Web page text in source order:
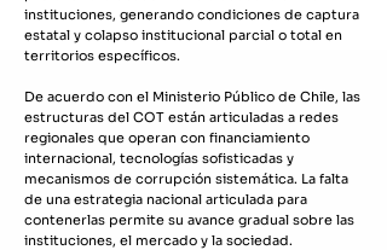
instituciones, generando condiciones de captura
estatal y colapso institucional parcial o total en
territorios específicos.
De acuerdo con el Ministerio Público de Chile, las
estructuras del COT están articuladas a redes
regionales que operan con financiamiento
internacional, tecnologías sofisticadas y
mecanismos de corrupción sistemática. La falta
de una estrategia nacional articulada para
contenerlas permite su avance gradual sobre las
instituciones, el mercado y la sociedad.